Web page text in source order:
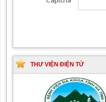
THƯ VIỆN ĐIỆN TỬ